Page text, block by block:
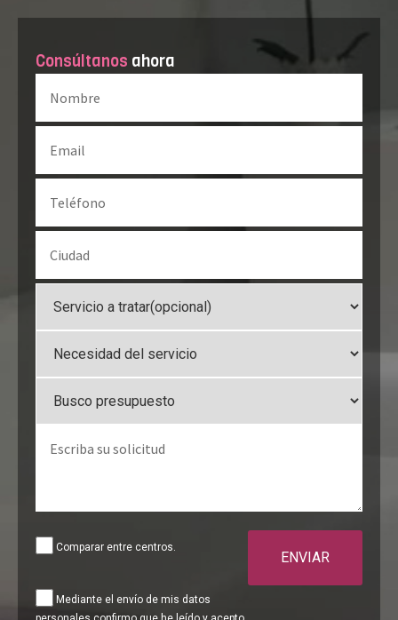
Consúltanos ahora
Comparar entre centros.
Mediante el envío de mis datos
ENVIAR